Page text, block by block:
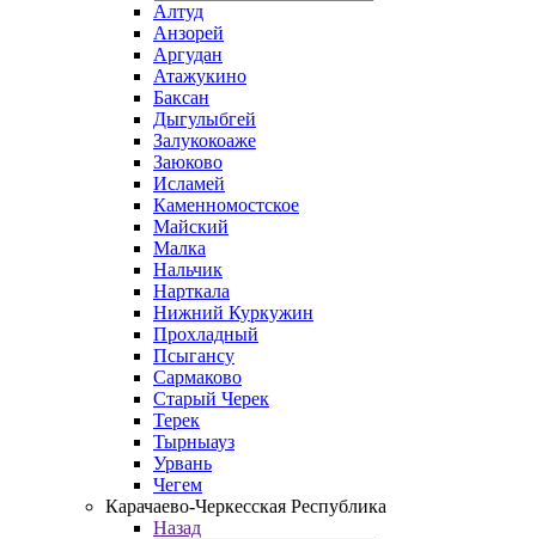
Алтуд
Анзорей
Аргудан
Атажукино
Баксан
Дыгулыбгей
Залукокоаже
Заюково
Исламей
Каменномостское
Майский
Малка
Нальчик
Нарткала
Нижний Куркужин
Прохладный
Псыгансу
Сармаково
Старый Черек
Терек
Тырныауз
Урвань
Чегем
Карачаево-Черкесская Республика
Назад